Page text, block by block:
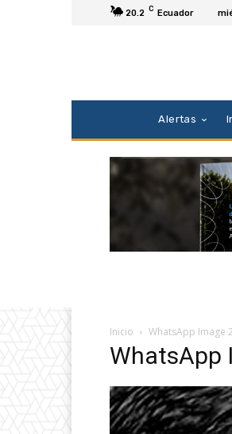
20.2 C Ecuador
Alertas
Inicio WhatsApp Image
WhatsApp